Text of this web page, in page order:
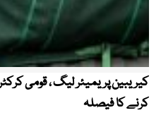
کرنے کا فیصلہ